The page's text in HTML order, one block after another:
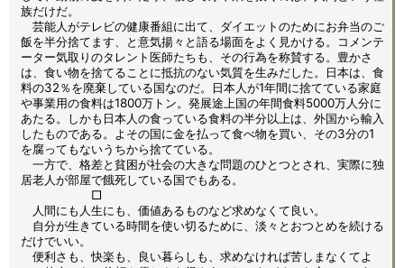
族だけだ。
芸能人がテレビの健康番組に出て、ダイエットのためにお弁当のご
飯を半分捨てます、と意気揚々と語る場面をよく見かける。コメンテ
ーター気取りのタレント医師たちも、その行為を称賛する。豊かさ
は、食い物を捨てることに抵抗のない気質を生みだした。日本は、食
料の32％を廃棄している国なのだ。日本人が1年間に捨てている家庭
や事業用の食料は1800万トン。発展途上国の年間食料5000万人分に
あたる。しかも日本人の食っている食料の半分以上は、外国から輸入
したものである。よその国に金を払って食べ物を買い、その3分の1
を腐ってもないうちから捨てている。
一方で、格差と貧困が社会の大きな問題のひとつとされ、実際に独
居老人が部屋で餓死している国でもある。
□
人間にも人生にも、価値あるものなど求めなくて良い。
自分が生きている時間を使い切るために、淡々とおつとめを続ける
だけでいい。
便利さも、快楽も、良い暮らしも、求めなければ苦しまなくてよ